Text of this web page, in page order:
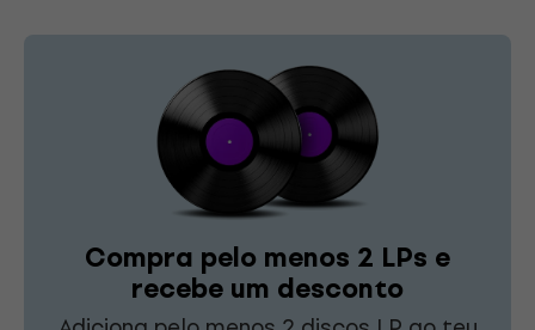
Compra pelo menos 2 LPs e
recebe um desconto